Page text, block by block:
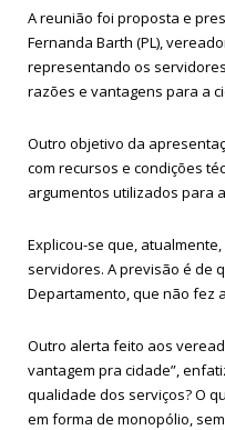
A reunião foi proposta e
Fernanda Barth (PL),
representando os servidores
razões e vantagens para a
Outro objetivo da
com recursos e condições
argumentos utilizados para
Explicou-se que,
servidores. A previsão é de
Departamento, que não fez
Outro alerta feito aos
vantagem pra cidade”,
qualidade dos serviços? O
em forma de monopólio,